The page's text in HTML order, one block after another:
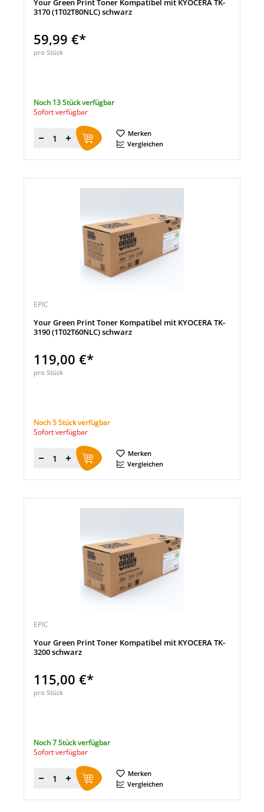
Your Green Print Toner Kompatibel mit KYOCERA TK-
3170 (1T02T80NLC) schwarz
59,99 €*
pro Stück
Noch 13 Stück verfügbar
Sofort verfügbar
Menge
Merken
Vergleichen
EPIC
Your Green Print Toner Kompatibel mit KYOCERA TK-
3190 (1T02T60NLC) schwarz
119,00 €*
pro Stück
Noch 5 Stück verfügbar
Sofort verfügbar
Menge
Merken
Vergleichen
EPIC
Your Green Print Toner Kompatibel mit KYOCERA TK-
3200 schwarz
115,00 €*
pro Stück
Noch 7 Stück verfügbar
Sofort verfügbar
Menge
Merken
Vergleichen